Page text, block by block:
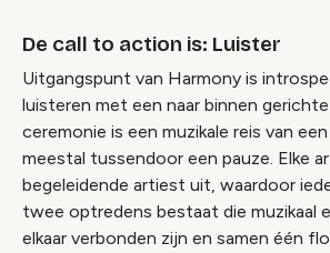
De call to action is: Luister
Uitgangspunt van Harmony is
luisteren met een naar binnen
ceremonie is een muzikale reis van
meestal tussendoor een pauze. Elke
begeleidende artiest uit, waardoor
twee optredens bestaat die muzikaal
elkaar verbonden zijn en samen één